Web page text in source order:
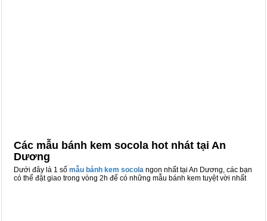
Các mẫu bánh kem socola hot nhát tại An
Dương
Dưới đây là 1 số mẫu bánh kem socola ngon nhất tại An Dương, các bạn
có thể đặt giao trong vòng 2h để có những mẫu bánh kem tuyệt vời nhất